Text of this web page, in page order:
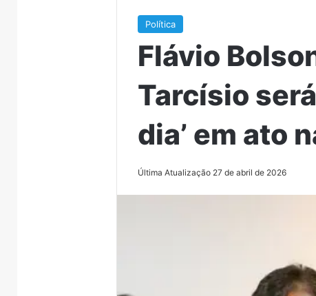
Política
Flávio
Tarcísio
dia’ em ato
Última Atualização 27 de abril de 2026